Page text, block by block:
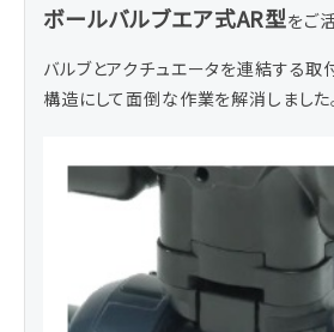
ボールバルブエア式AR型をご
バルブとアクチュエータを連結する取
構造にして面倒な作業を解消しました